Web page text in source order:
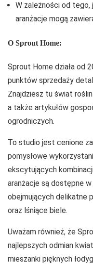
W zależności od
aranżacje mogą
O Sprout Home:
Sprout Home działa od
punktów sprzedaży
Znajdziesz tu świat
a także artykułów
ogrodniczych.
To studio jest cenione
pomysłowe
ekscytujących
aranżacje są dostępne
obejmujących delikatne
oraz lśniące biele.
Uważam również, że
najlepszych odmian
mieszanki pięknych